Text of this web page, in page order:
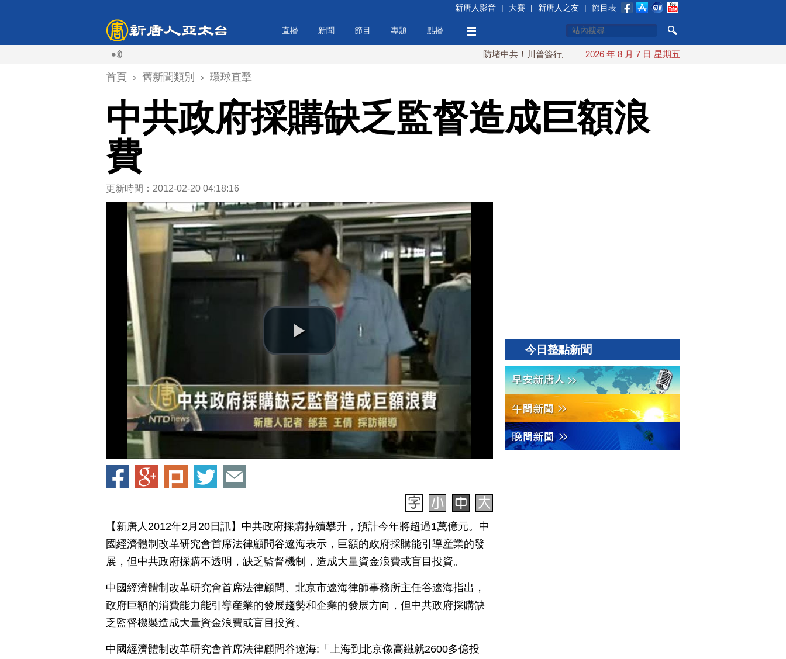
新唐人影音 | 大賽 | 新唐人之友 | 節目表
直播 新聞 節目 專題 點播
防堵中共！川普簽行政令 對多晶矽課15%關稅 白海豚颱風最快下午海警！父親
2026 年 8 月 7 日 星期五
首頁 › 舊新聞類別 › 環球直擊
中共政府採購缺乏監督造成巨額浪
費
更新時間：2012-02-20 04:18:16
【新唐人2012年2月20日訊】中共政府採購持續攀升，預計今年將超過1萬億元。中
國經濟體制改革研究會首席法律顧問谷遼海表示，巨額的政府採購能引導産業的發
展，但中共政府採購不透明，缺乏監督機制，造成大量資金浪費或盲目投資。
中國經濟體制改革研究會首席法律顧問、北京市遼海律師事務所主任谷遼海指出，
政府巨額的消費能力能引導産業的發展趨勢和企業的發展方向，但中共政府採購缺
乏監督機製造成大量資金浪費或盲目投資。
中國經濟體制改革研究會首席法律顧問谷遼海:「上海到北京像高鐵就2600多億投
今日整點新聞